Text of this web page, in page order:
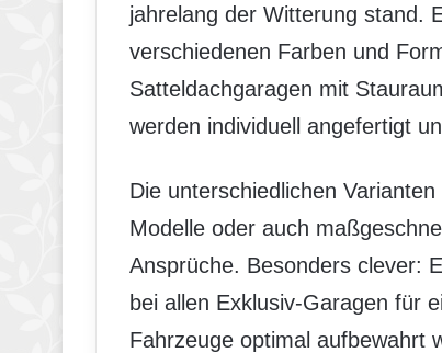
jahrelang der Witterung stand.
verschiedenen Farben und
Satteldachgaragen mit
werden individuell angefertigt
Die unterschiedlichen
Modelle oder auch
Ansprüche. Besonders clever:
bei allen Exklusiv-Garagen für
Fahrzeuge optimal aufbewahrt